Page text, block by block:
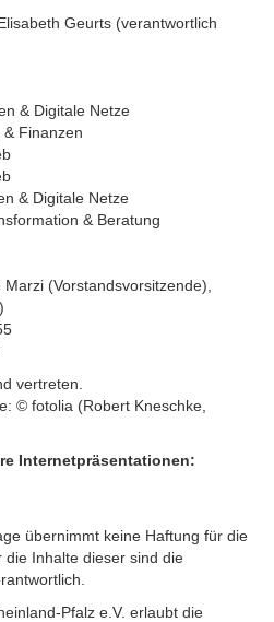
Geurts (verantwortlich
& Digitale Netze
& Finanzen
& Digitale Netze
& Beratung
(Vorstandsvorsitzende),
vertreten.
© fotolia (Robert Kneschke,
Internetpräsentationen:
übernimmt keine Haftung für die
die Inhalte dieser sind die
Pfalz e.V. erlaubt die